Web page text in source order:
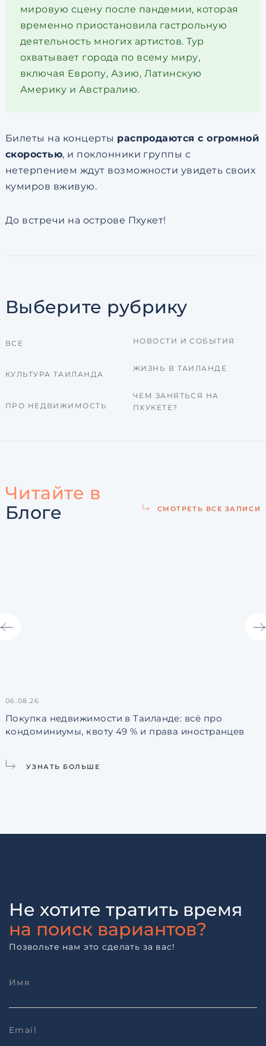
мировую сцену после пандемии, которая
временно приостановила гастрольную
деятельность многих артистов. Тур
охватывает города по всему миру,
включая Европу, Азию, Латинскую
Америку и Австралию.
Билеты на концерты распродаются с огромной
скоростью, и поклонники группы с
нетерпением ждут возможности увидеть своих
кумиров вживую.
До встречи на острове Пхукет!
Выберите рубрику
ВСЕ
КУЛЬТУРА ТАИЛАНДА
ПРО НЕДВИЖИМОСТЬ
НОВОСТИ И СОБЫТИЯ
ЖИЗНЬ В ТАИЛАНДЕ
ЧЕМ ЗАНЯТЬСЯ НА
ПХУКЕТЕ?
Читайте в
Блоге
СМОТРЕТЬ ВСЕ ЗАПИСИ
06.08.26
Покупка недвижимости в Таиланде: всё про
кондоминиумы, квоту 49 % и права иностранцев
УЗНАТЬ БОЛЬШЕ
Не хотите тратить время
на поиск вариантов?
Позвольте нам это сделать за вас!